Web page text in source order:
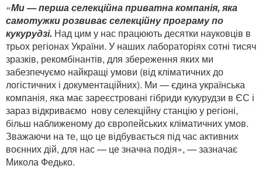
«Ми — перша селекційна приватна компанія, яка
самотужки розвиває селекційну програму по
кукурудзі. Над цим у нас працюють десятки науковців в
трьох регіонах України. У наших лабораторіях сотні тисяч
зразків, рекомбінантів, для збереження яких ми
забезпечуємо найкращі умови (від кліматичних до
логістичних і документаційних). Ми — єдина українська
компанія, яка має зареєстровані гібриди кукурудзи в ЄС і
зараз відкриваємо нову селекційну станцію у регіоні,
більш наближеному до європейських кліматичних умов.
Зважаючи на те, що це відбувається під час активних
воєнних дій, для нас — це значна подія», — зазначає
Микола Федько.